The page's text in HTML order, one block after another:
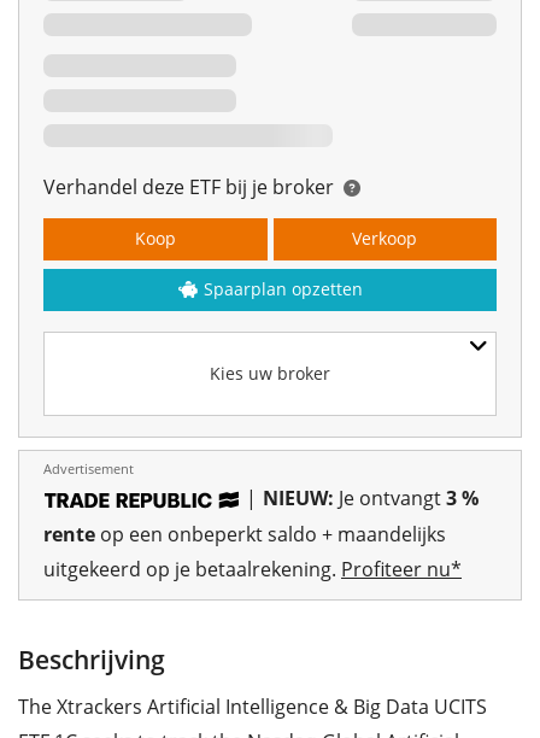
Verhandel deze ETF bij je broker
Kies uw broker
Koop Verkoop
Spaarplan opzetten
Advertisement
| NIEUW: Je ontvangt3 %
rente op een onbeperkt saldo + maandelijks
uitgekeerd op je betaalrekening. Profiteer nu*
Beschrijving
The Xtrackers Artificial Intelligence & Big Data UCITS